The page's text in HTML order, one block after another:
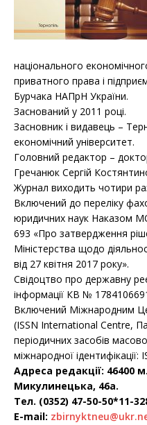
національного
приватного права і
Бурчака НАПрН України.
Заснований у 2011 році.
Засновник і видавець –
економічний університет.
Головний редактор –
Гречанюк Сергій
Журнал виходить чотири
Включений до переліку
юридичних наук Наказом
693 «Про затвердження
Міністерства щодо
від 27 квітня 2017 року».
Свідоцтво про державну
інформації КВ №
Включений Міжнародним
(ISSN International Centre,
періодичних засобів
міжнародної ідентифікації:
Адреса редакції: 46400
Микулинецька, 46а.
Тел. (0352) 47-50-50*11-
E-mail: